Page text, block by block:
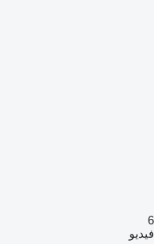
6
فيديو